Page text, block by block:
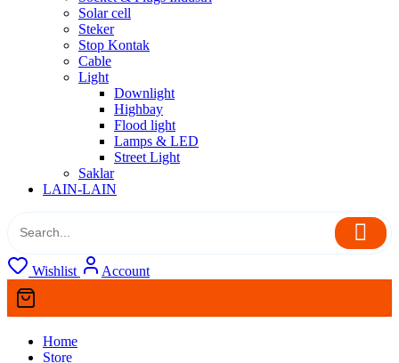
Solar cell
Steker
Stop Kontak
Cable
Light
Downlight
Highbay
Flood light
Lamps & LED
Street Light
Saklar
LAIN-LAIN
Wishlist Account
Home
Store